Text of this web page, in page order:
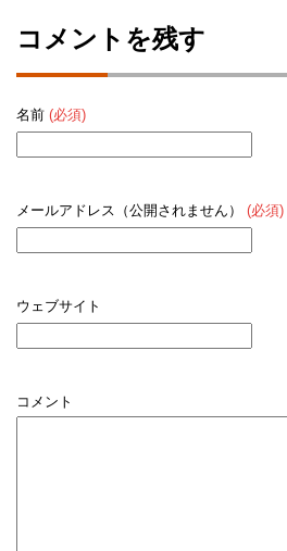
コメントを残す
名前 (必須)
メールアドレス（公開されません） (必須)
ウェブサイト
コメント